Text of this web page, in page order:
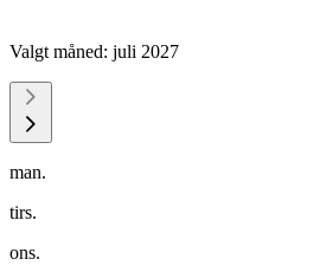
Valgt måned: juli 2027
man.
tirs.
ons.